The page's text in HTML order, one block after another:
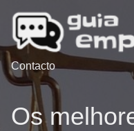
Contacto
Os